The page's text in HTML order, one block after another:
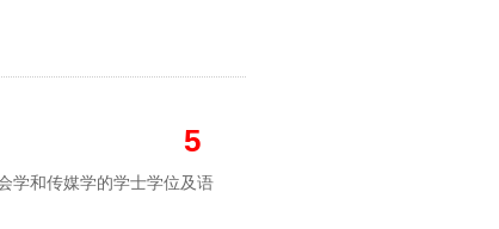
5
学和传媒学的学士学位及语